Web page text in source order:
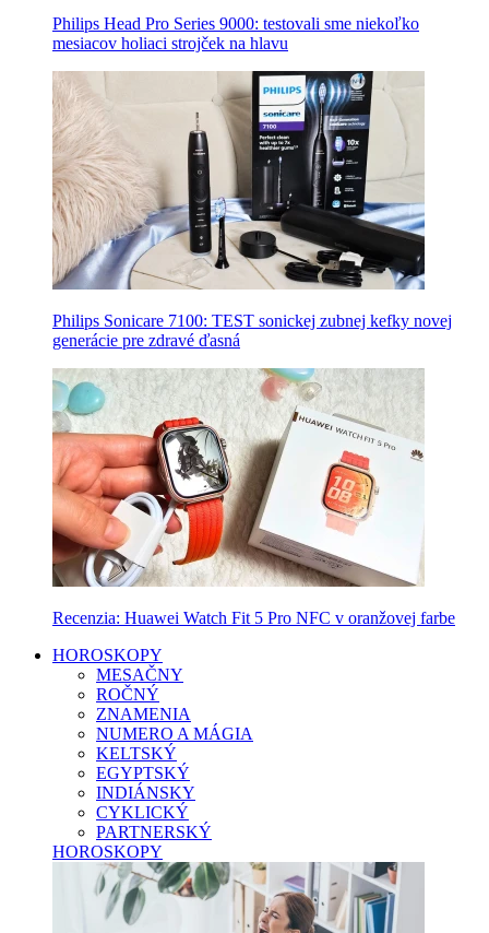
Philips Head Pro Series 9000: testovali sme niekoľko
mesiacov holiaci strojček na hlavu
Philips Sonicare 7100: TEST sonickej zubnej kefky novej
generácie pre zdravé ďasná
Recenzia: Huawei Watch Fit 5 Pro NFC v oranžovej farbe
HOROSKOPY
MESAČNY
ROČNÝ
ZNAMENIA
NUMERO A MÁGIA
KELTSKÝ
EGYPTSKÝ
INDIÁNSKY
CYKLICKÝ
PARTNERSKÝ
HOROSKOPY